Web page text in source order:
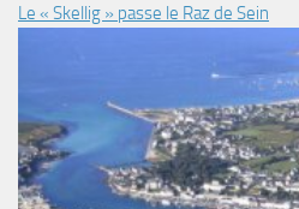
Le « Skellig » passe le Raz de Sein